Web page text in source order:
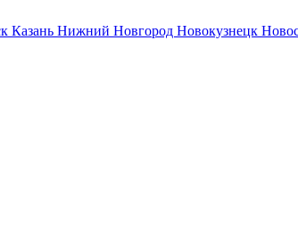
Казань Нижний Новгород Новокузнецк